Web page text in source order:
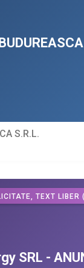
S.R.L.
TEXT LIBER